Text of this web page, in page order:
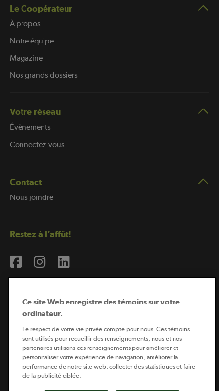
Le Coopérateur
À propos
Notre équipe
Magazine
Nos grands dossiers
Votre réseau
Évènements
Connectez-vous
Contact
Nous joindre
Restez à l’affût!
Coopérateur est publié par Sollio Groupe Coopératif.
Il est l’outil d’information de la coopération agricole
québécoise.
Ce site Web enregistre des témoins sur votre
ordinateur.
Le respect de votre vie privée compte pour nous. Ces témoins
sont utilisés pour recueillir des renseignements, nous et nos
partenaires utilisons ces renseignements pour améliorer et
personnaliser votre expérience de navigation, améliorer la
performance de notre site web, collecter des statistiques et faire
de la publicité ciblée.